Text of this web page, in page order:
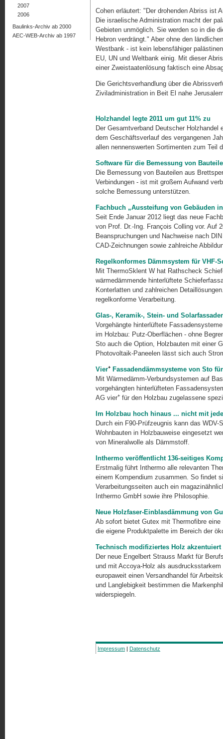
Cohen erläutert: "Der drohenden Abriss ist
Die israelische Administration macht der
Gebieten unmöglich. Sie werden so in die
Hebron verdrängt." Aber ohne den
Westbank - ist kein lebensfähiger
EU, UN und Weltbank einig. Mit dieser
einer Zweistaatenlösung faktisch eine
Die Gerichtsverhandlung über die
Ziviladministration in Beit El nahe
Holzhandel legte 2011 um gut 11% zu
Der Gesamtverband Deutscher
dem Geschäftsverlauf des vergangenen
allen nennenswerten Sortimenten zum Teil
Software für die Bemessung von
Die Bemessung von Bauteilen aus
Verbindungen - ist mit großem Aufwand
solche Bemessung unterstützen.
Fachbuch „Aussteifung von Gebäuden
Seit Ende Januar 2012 liegt das neue
von Prof. Dr.-Ing. François Colling vor. Auf
Beanspruchungen und Nachweise nach
CAD-Zeich­nungen sowie zahlreiche
Regelkonformes Dämmsystem für VHF-
Mit ThermoSklent W hat Rathscheck
wärmedämmende hinterlüftete
Konterlatten und zahlreichen
regelkon­forme Verar­beitung.
Glas-, Keramik-, Stein- und
Vorgehängte hinterlüftete
im Holzbau: Putz-Oberflächen - ohne
Sto auch die Option, Holzbauten mit einer
Photovoltaik-Paneelen lässt sich auch
Vier+ Fassadendämmsysteme von Sto
Mit Wärmedämm-Ver­bundsystemen auf
vorgehängten hinterlüfteten
AG vier+ für den Holzbau zugelassene
Im Holzbau hoch hinaus ... nicht mit
Durch ein F90-Prüfzeugnis kann das
Wohnbauten in Holzbauweise eingesetzt
von Mineralwolle als Dämmstoff.
Inthermo veröffentlicht 136-seitiges
Erstmalig führt Inthermo alle relevanten
einem Kompendium zusammen. So findet
Verarbeitungs­seiten auch ein
Inthermo GmbH sowie ihre Philosophie.
Neue Holzfaser-Einblasdämmung von
Ab sofort bietet Gutex mit Thermofibre
die eigene Produktpalette im Bereich der
Technisch modifiziertes Holz
Der neue Engelbert Strauss Markt für
und mit Accoya-Holz als
europaweit einen Versandhandel für
und Langlebigkeit bestimmen die
widerspiegeln.
2007
2006
Baulinks-Archiv ab 2000
AEC-WEB-Archiv ab 1997
Impressum | Datenschutz